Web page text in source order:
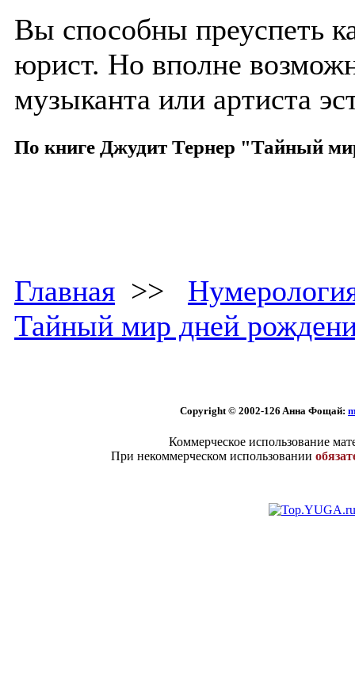
Вы способны преуспеть
юрист. Но вполне
музыканта или артиста
По книге Джудит Тернер "Тайный
Главная >>
Тайный мир дней
Copyright © 2002-126 Aннa Фoщaй:
Коммерческое использование
При некоммерческом использовании